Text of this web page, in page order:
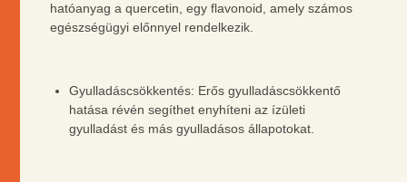
hatóanyag a quercetin, egy flavonoid, amely számos
egészségügyi előnnyel rendelkezik.
Gyulladáscsökkentés: Erős gyulladáscsökkentő
hatása révén segíthet enyhíteni az ízületi
gyulladást és más gyulladásos állapotokat.